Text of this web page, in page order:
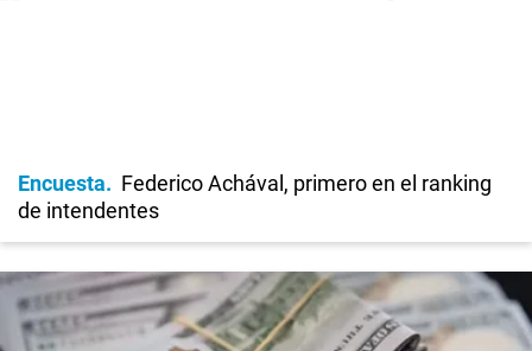
Encuesta
Federico Achával, primero en el ranking
de intendentes